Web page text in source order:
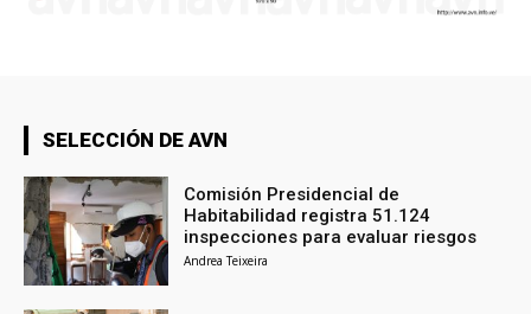
SELECCIÓN DE AVN
Comisión Presidencial de
Habitabilidad registra 51.124
inspecciones para evaluar riesgos
Andrea Teixeira